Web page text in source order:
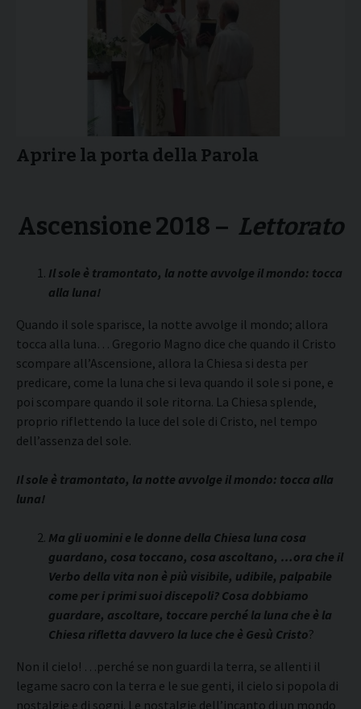
Aprire la porta della Parola
Ascensione 2018 – Lettorato
Il sole è tramontato, la notte avvolge il mondo: tocca
alla luna!
Quando il sole sparisce, la notte avvolge il mondo; allora
tocca alla luna… Gregorio Magno dice che quando il Cristo
scompare all’Ascensione, allora la Chiesa si desta per
predicare, come la luna che si leva quando il sole si pone, e
poi scompare quando il sole ritorna. La Chiesa splende,
proprio riflettendo la luce del sole di Cristo, nel tempo
dell’assenza del sole.
Il sole è tramontato, la notte avvolge il mondo: tocca alla
luna!
Ma gli uomini e le donne della Chiesa luna cosa
guardano, cosa toccano, cosa ascoltano, …ora che il
Verbo della vita non è più visibile, udibile, palpabile
come per i primi suoi discepoli? Cosa dobbiamo
guardare, ascoltare, toccare perché la luna che è la
Chiesa rifletta davvero la luce che è Gesù Cristo?
Non il cielo! …perché se non guardi la terra, se allenti il
legame sacro con la terra e le sue genti, il cielo si popola di
nostalgie e di sogni. Le nostalgie dell’incanto di un mondo